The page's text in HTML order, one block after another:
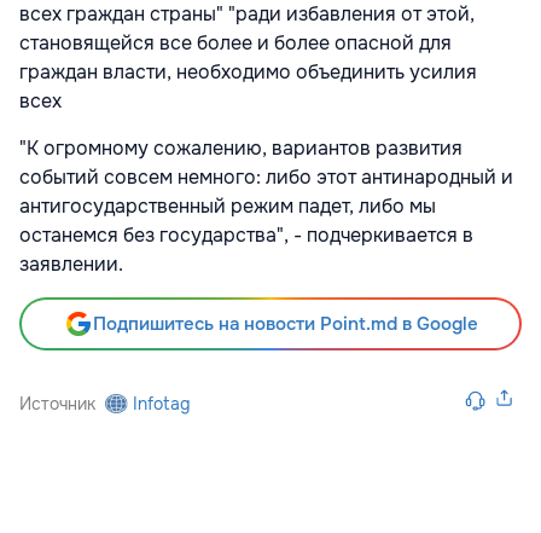
всех граждан страны" "ради избавления от этой,
становящейся все более и более опасной для
граждан власти, необходимо объединить усилия
всех
"К огромному сожалению, вариантов развития
событий совсем немного: либо этот антинародный и
антигосударственный режим падет, либо мы
останемся без государства", - подчеркивается в
заявлении.
Подпишитесь на новости Point.md в Google
Источник Infotag